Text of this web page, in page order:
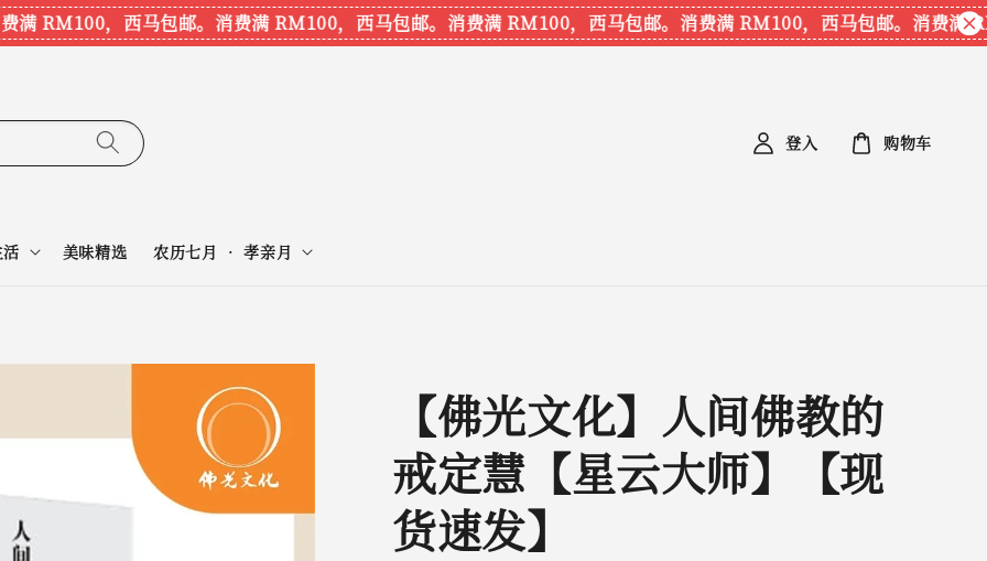
RM100，西马包邮。消费满 RM100，西马包邮。消费满 RM100，西马包邮。消费满 RM100，西马包邮。消费满
美味精选 农历七月 • 孝亲月
登入 购物车
【佛光文化】人间佛教的
戒定慧【星云大师】【现
货速发】